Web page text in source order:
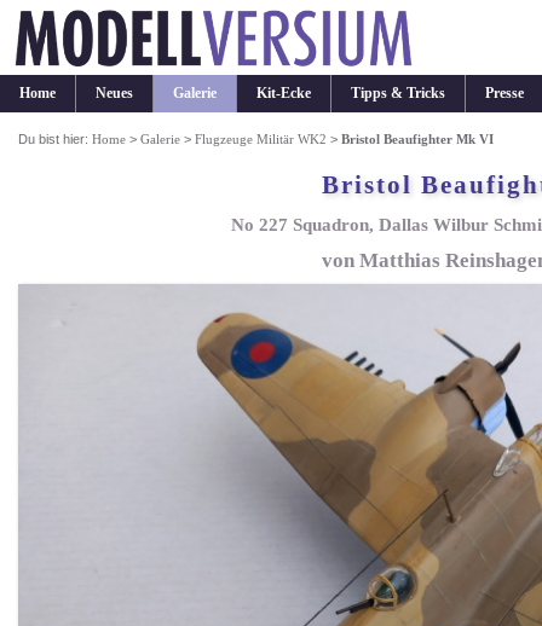
Home Neues Galerie Kit-Ecke Tipps & Tricks Presse
Du bist hier:Home >Galerie >Flugzeuge Militär WK2 >Bristol Beaufighter Mk VI
Bristol
No 227 Squadron, Dallas Wilbur
von Matthias